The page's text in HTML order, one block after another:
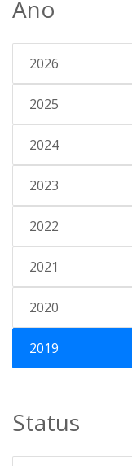
Ano
2026
2025
2024
2023
2022
2021
2020
2019
Status